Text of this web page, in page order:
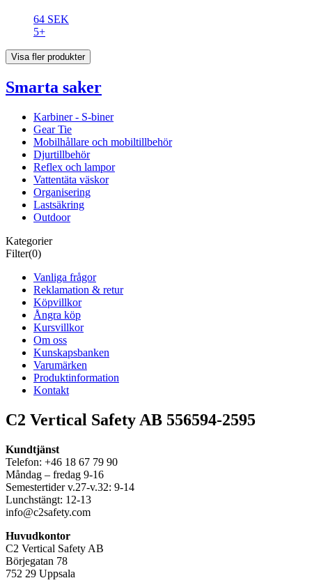
64 SEK
5+
Visa fler produkter
Smarta saker
Karbiner - S-biner
Gear Tie
Mobilhållare och mobiltillbehör
Djurtillbehör
Reflex och lampor
Vattentäta väskor
Organisering
Lastsäkring
Outdoor
Kategorier
Filter(0)
Vanliga frågor
Reklamation & retur
Köpvillkor
Ångra köp
Kursvillkor
Om oss
Kunskapsbanken
Varumärken
Produktinformation
Kontakt
C2 Vertical Safety AB 556594-2595
Kundtjänst
Telefon: +46 18 67 79 90
Måndag – fredag 9-16
Semestertider v.27-v.32: 9-14
Lunchstängt: 12-13
info@c2safety.com
Huvudkontor
C2 Vertical Safety AB
Börjegatan 78
752 29 Uppsala